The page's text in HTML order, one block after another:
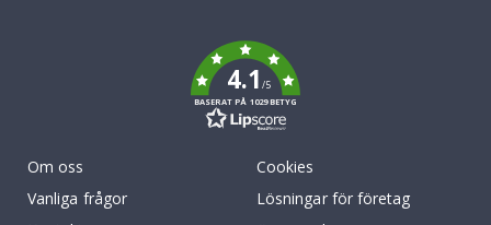
4.1/5
BASERAT PÅ 1029 BETYG
Om oss
Vanliga frågor
Cookies
Lösningar för företag